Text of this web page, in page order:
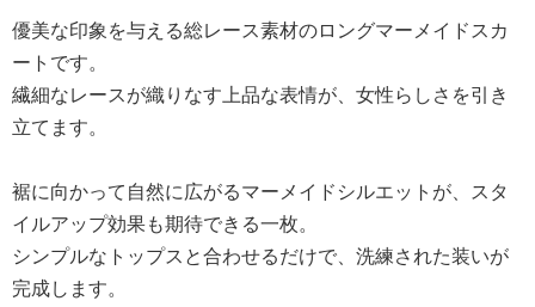
優美な印象を与える総レース素材のロングマーメイドスカ
ートです。
繊細なレースが織りなす上品な表情が、女性らしさを引き
立てます。
裾に向かって自然に広がるマーメイドシルエットが、スタ
イルアップ効果も期待できる一枚。
シンプルなトップスと合わせるだけで、洗練された装いが
完成します。